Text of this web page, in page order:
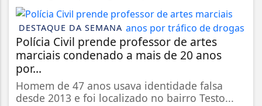
DESTAQUE DA SEMANA
Polícia Civil prende professor de artes
marciais condenado a mais de 20 anos
por...
Homem de 47 anos usava identidade falsa
desde 2013 e foi localizado no bairro Testo...